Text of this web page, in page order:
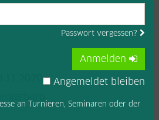
Passwort vergessen?
an Turnieren, Seminaren oder der
Anmelden
Angemeldet bleiben